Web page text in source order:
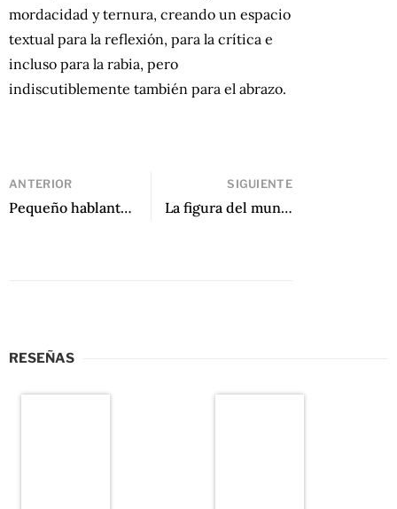
mordacidad y ternura, creando un espacio
textual para la reflexión, para la crítica e
incluso para la rabia, pero
indiscutiblemente también para el abrazo.
ANTERIOR
Pequeño hablante de Andrés Neuman
SIGUIENTE
La figura del mundo de Juan Villoro
RESEÑAS